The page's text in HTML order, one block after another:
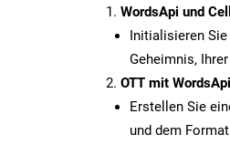
WordsApi und
Initialisieren Sie
Geheimnis,
OTT mit
Erstellen Sie
und dem